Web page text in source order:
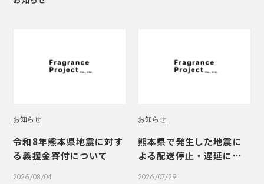
お知らせ
令和8年熊本県地震に対す
る義援金寄付について
2026/08/04
お知らせ
熊本県で発生した地震に
よる配送停止・遅延につ
2026/07/29